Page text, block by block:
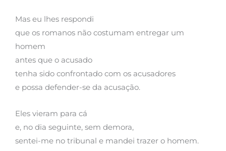
Mas eu lhes respondi
que os romanos não costumam entregar um
homem
antes que o acusado
tenha sido confrontado com os acusadores
e possa defender-se da acusação.
Eles vieram para cá
e, no dia seguinte, sem demora,
sentei-me no tribunal e mandei trazer o homem.